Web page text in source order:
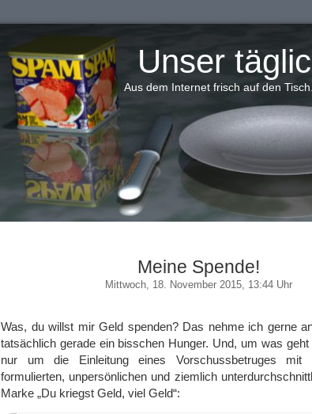
Unser
Aus dem Internet frisch auf den
Meine Spende!
Mittwoch, 18. November 2015, 13:44 Uhr
Was, du willst mir Geld spenden? Das nehme ich gerne
tatsächlich gerade ein bisschen Hunger. Und, um was
nur um die Einleitung eines Vorschussbetruges mit
formulierten, unpersönlichen und ziemlich
Marke „Du kriegst Geld, viel Geld“: